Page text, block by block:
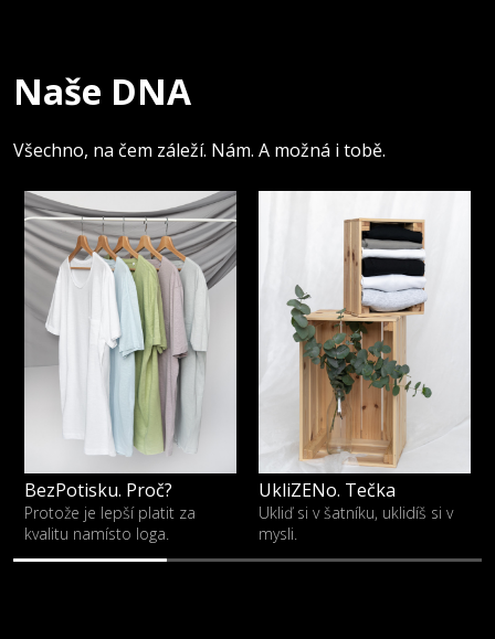
Naše DNA
Všechno, na čem záleží. Nám. A možná i tobě.
BezPotisku. Proč?
Protože je lepší platit za
kvalitu namísto loga.
UkliZENo. Tečka
Ukliď si v šatníku, uklidíš si v
mysli.